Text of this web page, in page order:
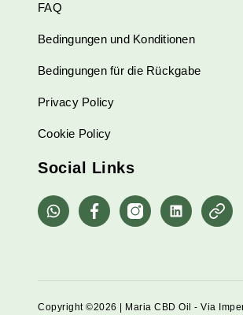
FAQ
Bedingungen und Konditionen
Bedingungen für die Rückgabe
Privacy Policy
Cookie Policy
Social Links
whatsappFacebookInstagramLinkedin
Copyright ©2026 | Maria CBD Oil - Via